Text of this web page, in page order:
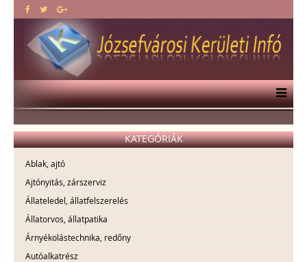
KATEGÓRIÁK
Ablak, ajtó
Ajtónyitás, zárszerviz
Állateledel, állatfelszerelés
Állatorvos, állatpatika
Árnyékolástechnika, redőny
Autóalkatrész